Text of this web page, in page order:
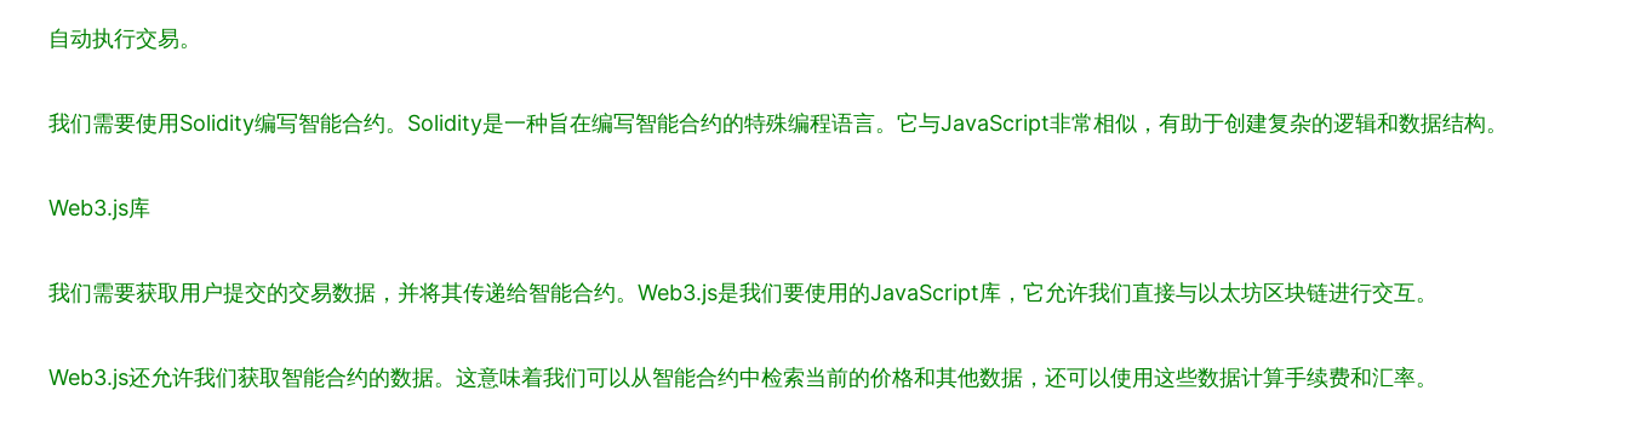
自动执行交易。
我们需要使用Solidity编写智能合约。Solidity是一种旨在编写智能合约的特殊编程语言。它与JavaScript非常相似，有助于创建复杂的逻辑和数据结构。
Web3.js库
我们需要获取用户提交的交易数据，并将其传递给智能合约。Web3.js是我们要使用的JavaScript库，它允许我们直接与以太坊区块链进行交互。
Web3.js还允许我们获取智能合约的数据。这意味着我们可以从智能合约中检索当前的价格和其他数据，还可以使用这些数据计算手续费和汇率。